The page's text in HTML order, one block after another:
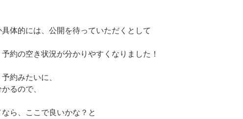
体的には、公開を待っていただくとして
約の空き状況が分かりやすくなりました！
約みたいに、
るので、
ら、ここで良いかな？と